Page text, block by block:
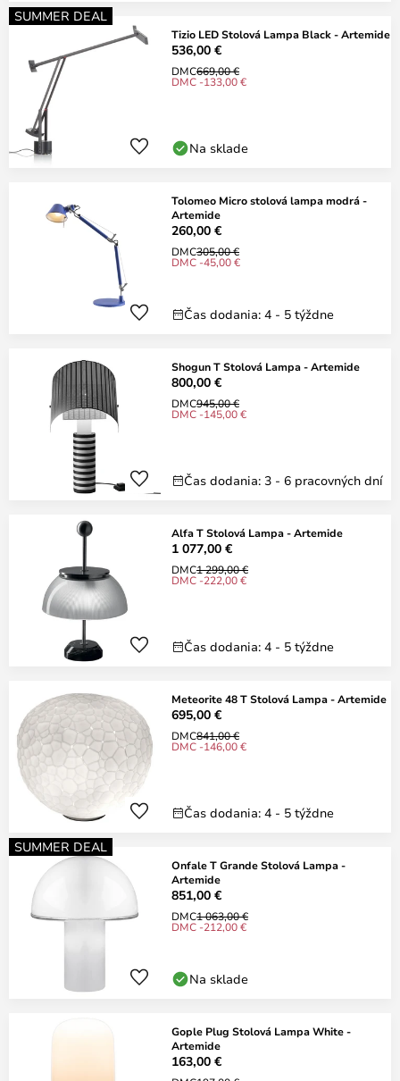
SUMMER DEAL
Tizio LED Stolová Lampa Black - Artemide
536,00 €
DMC669,00 €
DMC -133,00 €
Na sklade
Tolomeo Micro stolová lampa modrá -
Artemide
260,00 €
DMC305,00 €
DMC -45,00 €
Čas dodania: 4 - 5 týždne
Shogun T Stolová Lampa - Artemide
800,00 €
DMC945,00 €
DMC -145,00 €
Čas dodania: 3 - 6 pracovných dní
Alfa T Stolová Lampa - Artemide
1 077,00 €
DMC1 299,00 €
DMC -222,00 €
Čas dodania: 4 - 5 týždne
Meteorite 48 T Stolová Lampa - Artemide
695,00 €
DMC841,00 €
DMC -146,00 €
Čas dodania: 4 - 5 týždne
SUMMER DEAL
Onfale T Grande Stolová Lampa -
Artemide
851,00 €
DMC1 063,00 €
DMC -212,00 €
Na sklade
Gople Plug Stolová Lampa White -
Artemide
163,00 €